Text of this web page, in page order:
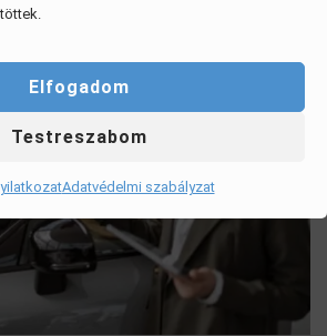
Elfogadom
Testreszabom
Adatvédelmi szabályzat